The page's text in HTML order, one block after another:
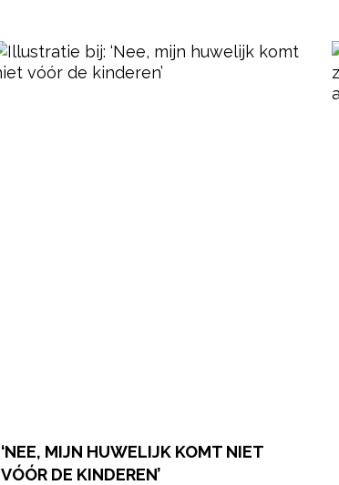
‘NEE, MIJN HUWELIJK KOMT NIET
VÓÓR DE KINDEREN’